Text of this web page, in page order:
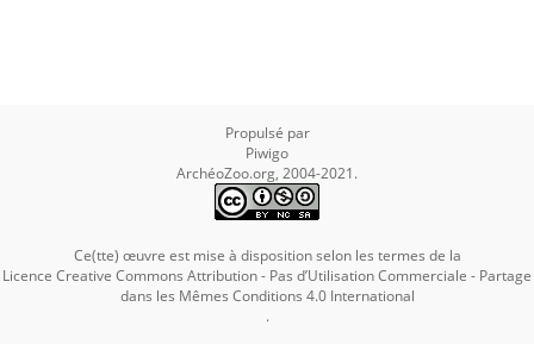
Propulsé par
Piwigo
ArchéoZoo.org, 2004-2021.
Ce(tte) œuvre est mise à disposition selon les termes de la
Licence Creative Commons Attribution - Pas d’Utilisation Commerciale - Partage
dans les Mêmes Conditions 4.0 International
.